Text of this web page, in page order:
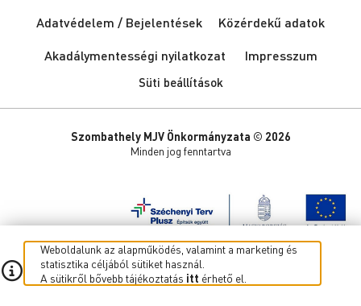
Adatvédelem / Bejelentések
Közérdekű adatok
Akadálymentességi nyilatkozat
Impresszum
Süti beállítások
Szombathely MJV Önkormányzata © 2026
Minden jog fenntartva
Weboldalunk az alapműködés, valamint a marketing és
statisztika céljából sütiket használ.
A sütikről bővebb tájékoztatás itt érhető el.